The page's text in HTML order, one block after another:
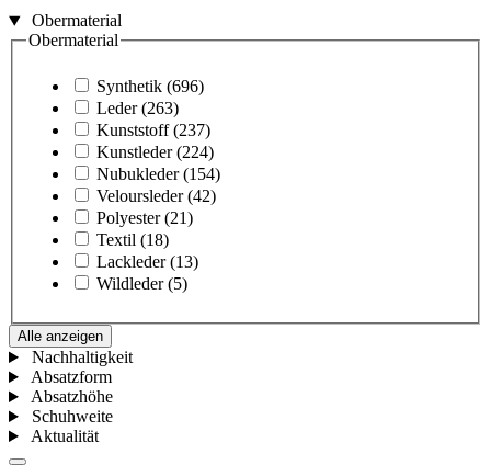
Obermaterial
Obermaterial
Synthetik (696)
Leder (263)
Kunststoff (237)
Kunstleder (224)
Nubukleder (154)
Veloursleder (42)
Polyester (21)
Textil (18)
Lackleder (13)
Wildleder (5)
Alle anzeigen
Nachhaltigkeit
Absatzform
Absatzhöhe
Schuhweite
Aktualität